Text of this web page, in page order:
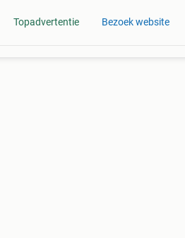
Topadvertentie Bezoek website